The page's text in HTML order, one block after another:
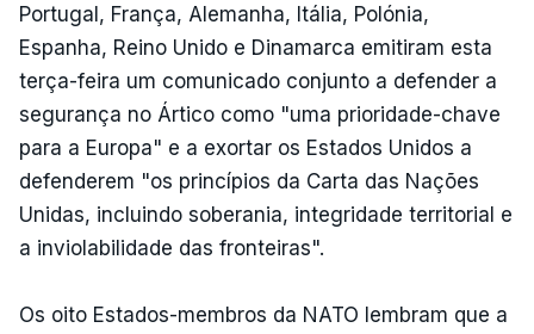
Portugal, França, Alemanha, Itália, Polónia,
Espanha, Reino Unido e Dinamarca emitiram esta
terça-feira um comunicado conjunto a defender a
segurança no Ártico como "uma prioridade-chave
para a Europa" e a exortar os Estados Unidos a
defenderem "os princípios da Carta das Nações
Unidas, incluindo soberania, integridade territorial e
a inviolabilidade das fronteiras".
Os oito Estados-membros da NATO lembram que a